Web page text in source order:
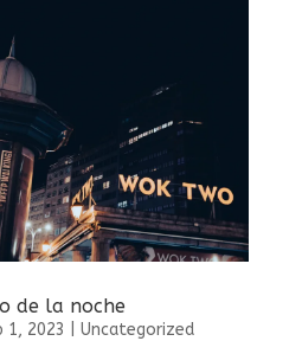
de la noche
1, 2023 Uncategorized